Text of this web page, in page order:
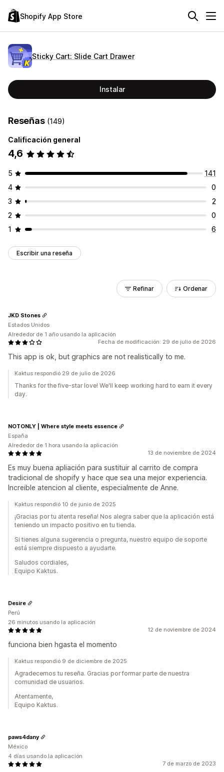
Shopify App Store
Sticky Cart: Slide Cart Drawer
Instalar
Reseñas (149)
Calificación general
4,6
5
141
4
0
3
2
2
0
1
6
Escribir una reseña
Refinar Ordenar
Fecha de modificación: 29 de julio de 2026
This app is ok, but graphics are not realistically to me.
JKD Stones
Estados Unidos
Alrededor de 1 año usando la aplicación
Kaktus respondió 29 de julio de 2026
Thanks for the five-star love! We'll keep working hard to earn it every
day.
13 de noviembre de 2024
Es muy buena apliación para sustituir al carrito de compra
tradicional de shopify y hace que sea una mejor experiencia.
Increible atencion al cliente, especialmente de Anne.
NOTONLY | Where style meets essence
España
Alrededor de 1 hora usando la aplicación
Kaktus respondió 10 de junio de 2025
¡Gracias por tu atenta reseña! Nos alegra saber que la aplicación está
teniendo un impacto positivo en tu tienda.
Si tienes alguna sugerencia o pregunta, nuestro equipo de soporte
está siempre dispuesto a ayudarte.
Saludos cordiales,
Equipo Kaktus.
12 de noviembre de 2024
funciona bien hgasta el momento
Desire
Perú
26 minutos usando la aplicación
Kaktus respondió 9 de diciembre de 2025
Agradecemos tu reseña. Gracias por formar parte de nuestra
comunidad de usuarios.
Atentamente,
Equipo Kaktus.
7 de marzo de 2023
paws4dany
México
4 días usando la aplicación